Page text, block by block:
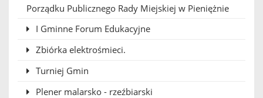
Porządku Publicznego Rady Miejskiej w Pieniężnie
I Gminne Forum Edukacyjne
Zbiórka elektrośmieci.
Turniej Gmin
Plener malarsko - rzeźbiarski